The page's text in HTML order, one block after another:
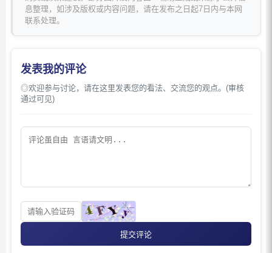
息整理，如涉及版权或内容问题，请在发布之日起7日内与本网
联系处理。
发表我的评论
◎欢迎参与讨论，请在这里发表您的看法、交流您的观点。(审核
通过可见)
提交评论